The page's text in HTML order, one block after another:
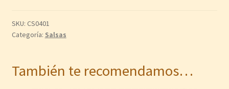
SKU: CS0401
Categoría: Salsas
También te recomendamos…